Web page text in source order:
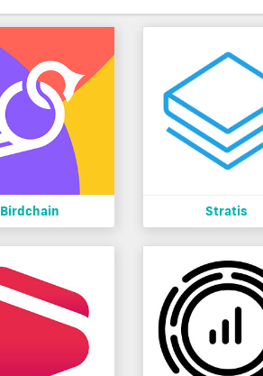
Birdchain Stratis